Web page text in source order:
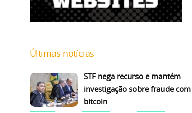
Últimas notícias
STF nega recurso e mantém
investigação sobre fraude com
bitcoin